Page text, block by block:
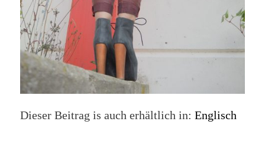
Dieser Beitrag is auch erhältlich in: Englisch